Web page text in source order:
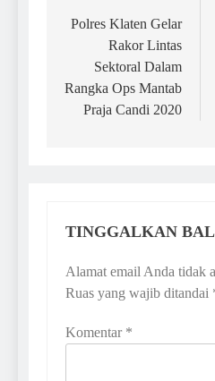
pos
Polres Klaten Gelar
Rakor Lintas
Sektoral Dalam
Rangka Ops Mantab
Praja Candi 2020
TINGGALKAN
Alamat email Anda tidak
Ruas yang wajib ditandai
Komentar *